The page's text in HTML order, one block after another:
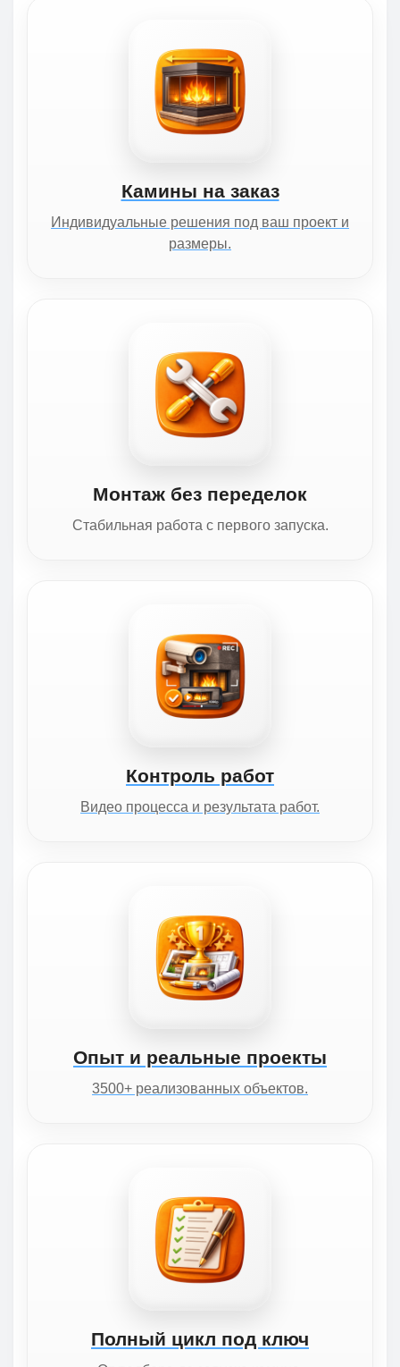
Камины на заказ
Индивидуальные решения под ваш проект и
размеры.
Монтаж без переделок
Стабильная работа с первого запуска.
Контроль работ
Видео процесса и результата работ.
Опыт и реальные проекты
3500+ реализованных объектов.
Полный цикл под ключ